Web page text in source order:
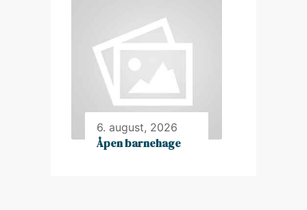
6. august, 2026
Åpen barnehage